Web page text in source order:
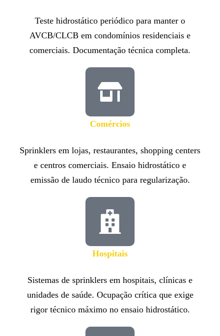
Teste hidrostático periódico para manter o
AVCB/CLCB em condomínios residenciais e
comerciais. Documentação técnica completa.
Comércios
Sprinklers em lojas, restaurantes, shopping centers
e centros comerciais. Ensaio hidrostático e
emissão de laudo técnico para regularização.
Hospitais
Sistemas de sprinklers em hospitais, clínicas e
unidades de saúde. Ocupação crítica que exige
rigor técnico máximo no ensaio hidrostático.